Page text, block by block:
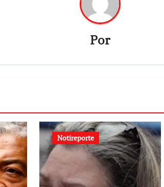
Por
Notireporte